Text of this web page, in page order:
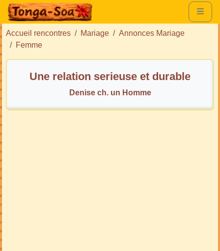
Accueil rencontres Mariage
Annonces Mariage
Femme
Une relation serieuse et durable
Denise ch. un Homme